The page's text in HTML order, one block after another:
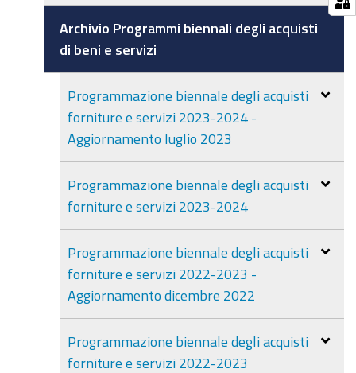
Archivio Programmi biennali degli acquisti
di beni e servizi
Programmazione biennale degli acquisti
forniture e servizi 2023-2024 -
Aggiornamento luglio 2023
Programmazione biennale degli acquisti
forniture e servizi 2023-2024
Programmazione biennale degli acquisti
forniture e servizi 2022-2023 -
Aggiornamento dicembre 2022
Programmazione biennale degli acquisti
forniture e servizi 2022-2023